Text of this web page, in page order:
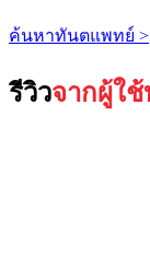
ค้นหาทันตแพทย์ >
รีวิวจากผู้ใช้